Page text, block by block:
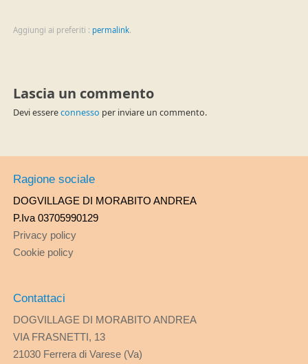
Aggiungi ai preferiti : permalink.
Lascia un commento
Devi essereconnesso per inviare un commento.
Ragione sociale
DOGVILLAGE DI MORABITO ANDREA
P.Iva 03705990129
Privacy policy
Cookie policy
Contattaci
DOGVILLAGE DI MORABITO ANDREA
VIA FRASNETTI, 13
21030 Ferrera di Varese (Va)